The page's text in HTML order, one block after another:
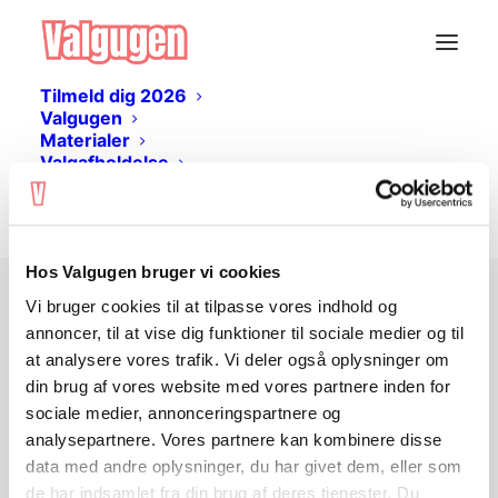
Hos Valgugen bruger vi cookies
Vi bruger cookies til at tilpasse vores indhold og
annoncer, til at vise dig funktioner til sociale medier og til
at analysere vores trafik. Vi deler også oplysninger om
din brug af vores website med vores partnere inden for
sociale medier, annonceringspartnere og
analysepartnere. Vores partnere kan kombinere disse
data med andre oplysninger, du har givet dem, eller som
de har indsamlet fra din brug af deres tjenester. Du
Tilmeld dig 2026
Valgugen
Materialer
Valgafholdelse
Livestream
Log ind
Ingen adgang?
Undervisningsmaterialet er gratis og kan
hentes her på siden. Du skallogge ind
elleroprette en brugerfor at tilgå
materialet.